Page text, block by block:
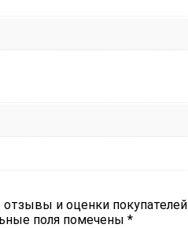
отзывы и оценки покупателей
поля помечены *